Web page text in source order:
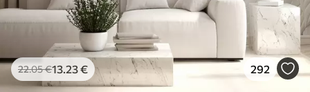
22.05€13 .23€ 292